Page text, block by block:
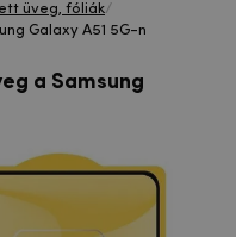
üveg, fóliák/
Galaxy A51 5G-n
a Samsung